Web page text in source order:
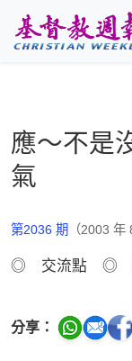
應～不是
氣
第2036 期 （2003 年
◎ 交流點 ◎
分享：